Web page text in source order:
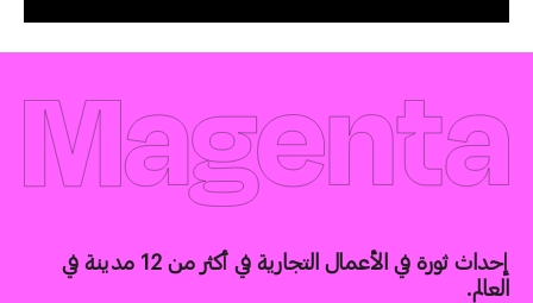
إحداث ثورة في الأعمال التجارية في أكثر من 12 مدينة في
العالم.